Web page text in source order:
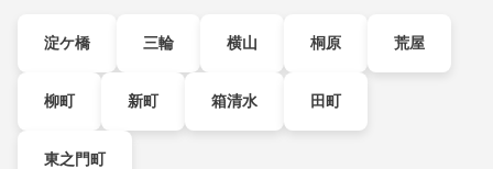
淀ケ橋 三輪 横山 桐原 荒屋
柳町 新町 箱清水 田町
東之門町